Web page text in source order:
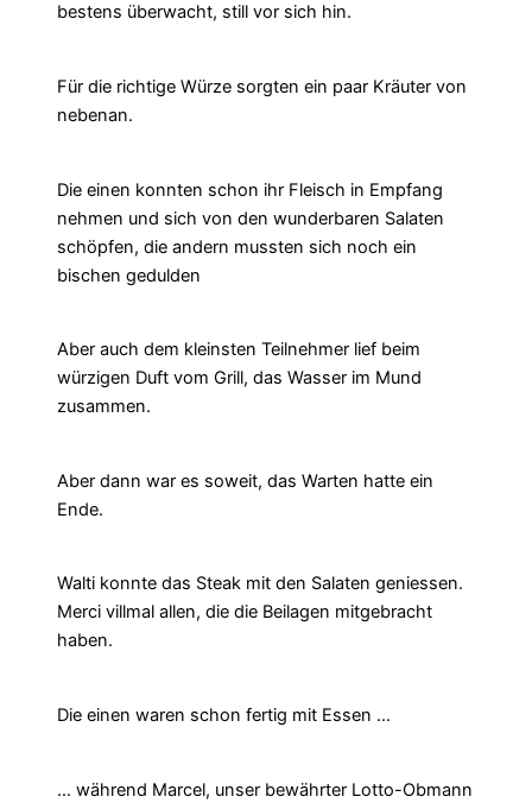
bestens überwacht, still vor sich hin.
Für die richtige Würze sorgten ein paar Kräuter von
nebenan.
Die einen konnten schon ihr Fleisch in Empfang
nehmen und sich von den wunderbaren Salaten
schöpfen, die andern mussten sich noch ein
bischen gedulden
Aber auch dem kleinsten Teilnehmer lief beim
würzigen Duft vom Grill, das Wasser im Mund
zusammen.
Aber dann war es soweit, das Warten hatte ein
Ende.
Walti konnte das Steak mit den Salaten geniessen.
Merci villmal allen, die die Beilagen mitgebracht
haben.
Die einen waren schon fertig mit Essen …
… während Marcel, unser bewährter Lotto-Obmann